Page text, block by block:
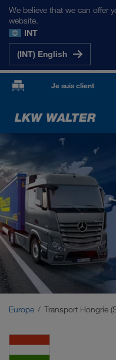
We believe that we can offer
website.
INT
(INT) English
Je suis client
NOS MARCHÉS
Europe
Asie Centrale
Russie
Moyen-Orient
Europe Transport Hongrie